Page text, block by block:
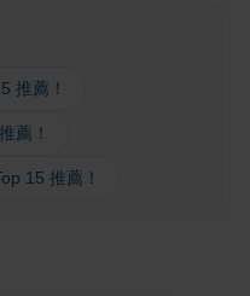
推薦！
薦！
15 推薦！